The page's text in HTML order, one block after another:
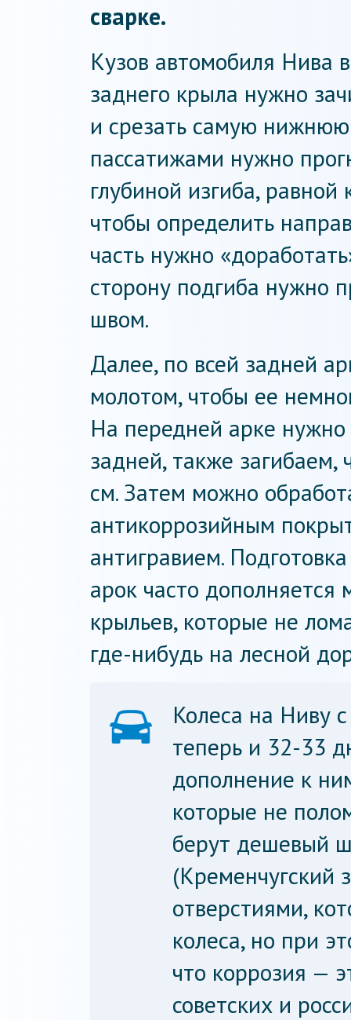
сварке.
Кузов автомобиля Нива
заднего крыла нужно
и срезать самую
пассатижами нужно
глубиной изгиба,
чтобы определить
часть нужно
сторону подгиба нужно
швом.
Далее, по всей задней
молотом, чтобы ее
На передней арке
задней, также загибаем,
см. Затем можно
антикоррозийным
антигравием.
арок часто
крыльев, которые не
где-нибудь на лесной
Колеса на Ниву
теперь и 32-33
дополнение к
которые не
берут дешевый
отверстиями,
колеса, но при
что коррозия —
советских и